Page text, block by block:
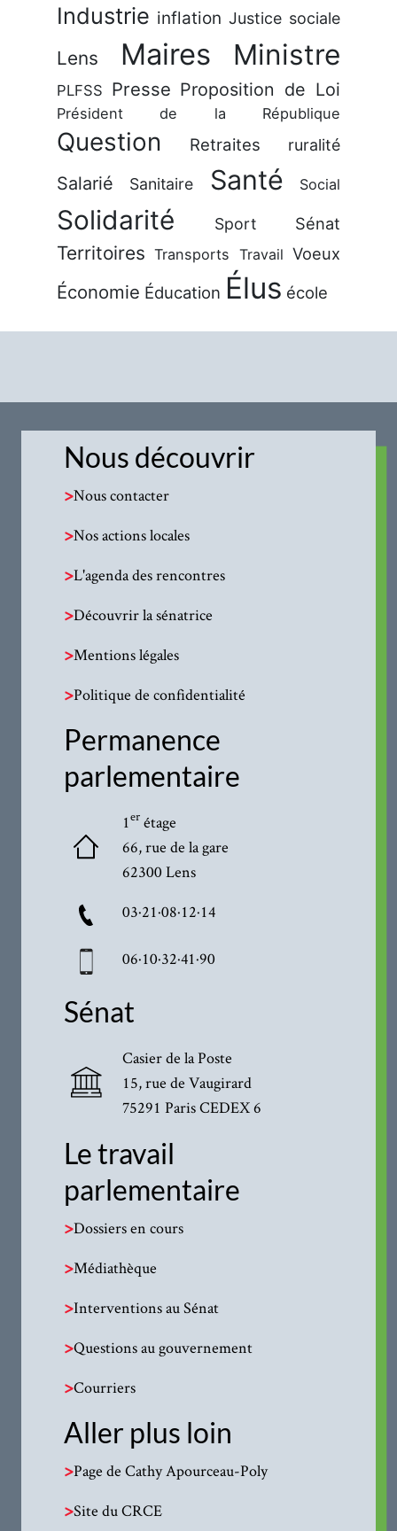
Industrie inflation Justice sociale
Lens Maires Ministre
PLFSS Presse Proposition de Loi
Président de la République
Question Retraites ruralité
Salarié Sanitaire Santé Social
Solidarité Sport Sénat
Territoires Transports Travail Voeux
Économie Éducation Élus école
Nous découvrir
>Nous contacter
>Nos actions locales
>L'agenda des rencontres
>Découvrir la sénatrice
>Mentions légales
>Politique de confidentialité
Permanence
parlementaire
1erétage
66, rue de la gare
62300 Lens
03·21·08·12·14
06·10·32·41·90
Sénat
Casier de la Poste
15, rue de Vaugirard
75291 Paris CEDEX 6
Le travail
parlementaire
>Dossiers en cours
>Médiathèque
>Interventions au Sénat
>Questions au gouvernement
>Courriers
Aller plus loin
>Page de Cathy Apourceau-Poly
>Site du CRCE